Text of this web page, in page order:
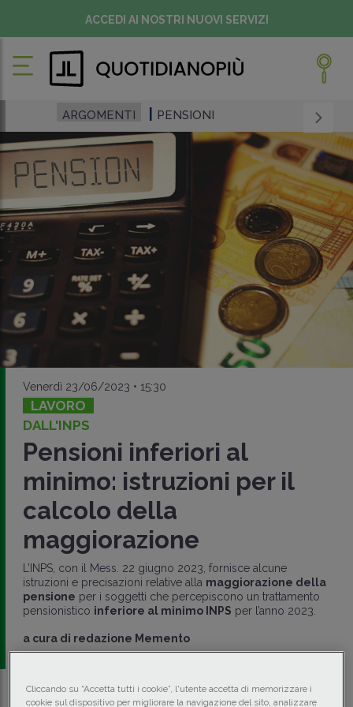
ACCEDI AI NOSTRI NUOVI SERVIZI
ARGOMENTI PENSIONI
Venerdì 23/06/2023 • 15:30
LAVORO
DALL'INPS
Pensioni inferiori al
minimo: istruzioni per il
calcolo della
maggiorazione
L’INPS, con il Mess. 22 giugno 2023, fornisce alcune
istruzioni e precisazioni relative alla maggiorazione della
pensione per i soggetti che percepiscono un trattamento
pensionistico inferiore al minimo INPS per l’anno 2023.
a cura di redazione Memento
Traduci con IA Ascolta la news
Cliccando su “Accetta tutti i cookie”, l'utente accetta di memorizzare i
cookie sul dispositivo per migliorare la navigazione del sito, analizzare